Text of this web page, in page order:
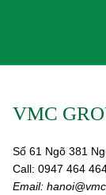
VMC
Số 61 Ngõ 381
Call: 0947 464
Email: